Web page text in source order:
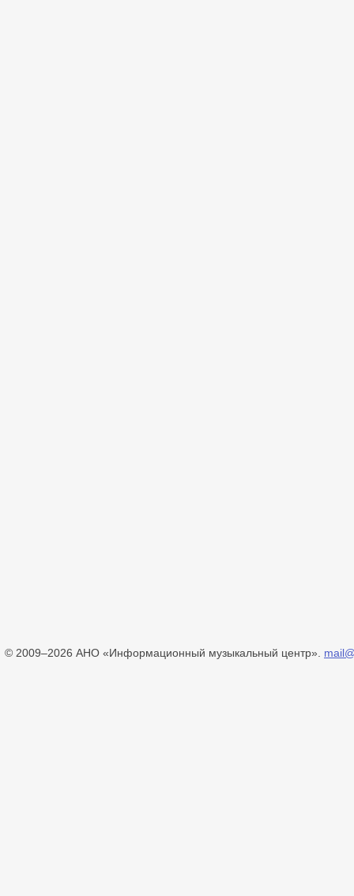
© 2009–2026 АНО «Информационный музыкальный центр».